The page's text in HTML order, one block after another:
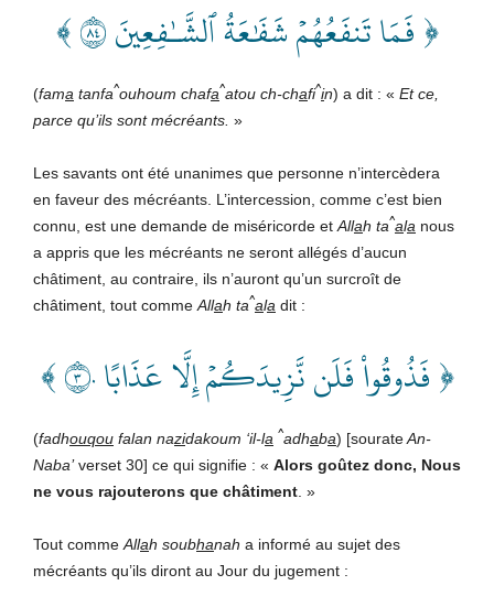
﴿ فَمَا تَنفَعُهُمۡ شَفَٰعَةُ ٱلشَّـٰفِعِينَ ٤٨ ﴾
(fama tanfa^ouhoum chafa^atou ch-chafi^in) a dit : « Et ce,
parce qu’ils sont mécréants. »
Les savants ont été unanimes que personne n’intercèdera
en faveur des mécréants. L’intercession, comme c’est bien
connu, est une demande de miséricorde et Allah ta^ala nous
a appris que les mécréants ne seront allégés d’aucun
châtiment, au contraire, ils n’auront qu’un surcroît de
châtiment, tout comme Allah ta^ala dit :
﴿ فَذُوقُواْ فَلَن نَّزِيدَكُمۡ إِلَّا عَذَابًا ٣٠ ﴾
(fadhouqou falan nazidakoum ‘il-la ^adhaba) [sourateAn-
Naba’verset 30] ce qui signifie : « Alors goûtez donc, Nous
ne vous rajouterons que châtiment . »
Tout comme Allah soubhanah a informé au sujet des
mécréants qu’ils diront au Jour du jugement :